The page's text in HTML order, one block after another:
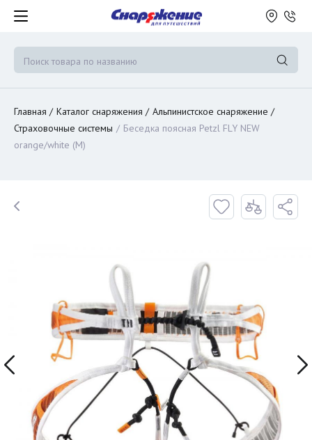
Главная Каталог снаряжения
Альпинистское снаряжение
Страховочные системы
Беседка поясная Petzl FLY NEW
orange/white (M)